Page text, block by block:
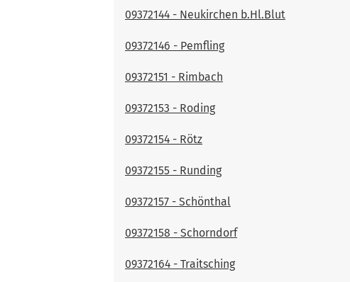
09372144 - Neukirchen b.Hl.Blut
09372146 - Pemfling
09372151 - Rimbach
09372153 - Roding
09372154 - Rötz
09372155 - Runding
09372157 - Schönthal
09372158 - Schorndorf
09372164 - Traitsching